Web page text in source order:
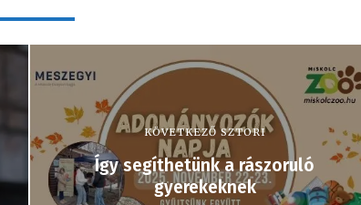
KÖVETKEZŐ SZTORI
Így segíthetünk a rászoruló
gyerekeknek